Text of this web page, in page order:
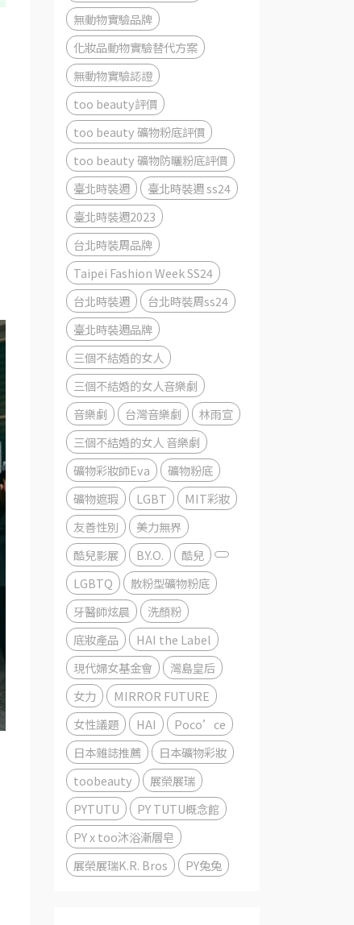
無動物實驗品牌
化妝品動物實驗替代方案
無動物實驗認證
too beauty評價
too beauty 礦物粉底評價
too beauty 礦物防曬粉底評價
臺北時裝週
臺北時裝週 ss24
臺北時裝週2023
台北時裝周品牌
Taipei Fashion Week SS24
台北時裝週
台北時裝周ss24
臺北時裝週品牌
三個不結婚的女人
三個不結婚的女人音樂劇
音樂劇
台灣音樂劇
林雨宣
三個不結婚的女人 音樂劇
礦物彩妝師Eva
礦物粉底
礦物遮瑕
LGBT
MIT彩妝
友善性別
美力無界
酷兒影展
B.Y.O.
酷兒
LGBTQ
散粉型礦物粉底
牙醫師炫晨
洗顏粉
底妝產品
HAI the Label
現代婦女基金會
灣島皇后
女力
MIRROR FUTURE
女性議題
HAI
Poco’ce
日本雜誌推薦
日本礦物彩妝
toobeauty
展榮展瑞
PYTUTU
PY TUTU概念館
PY x too沐浴漸層皂
展榮展瑞K.R. Bros
PY兔兔